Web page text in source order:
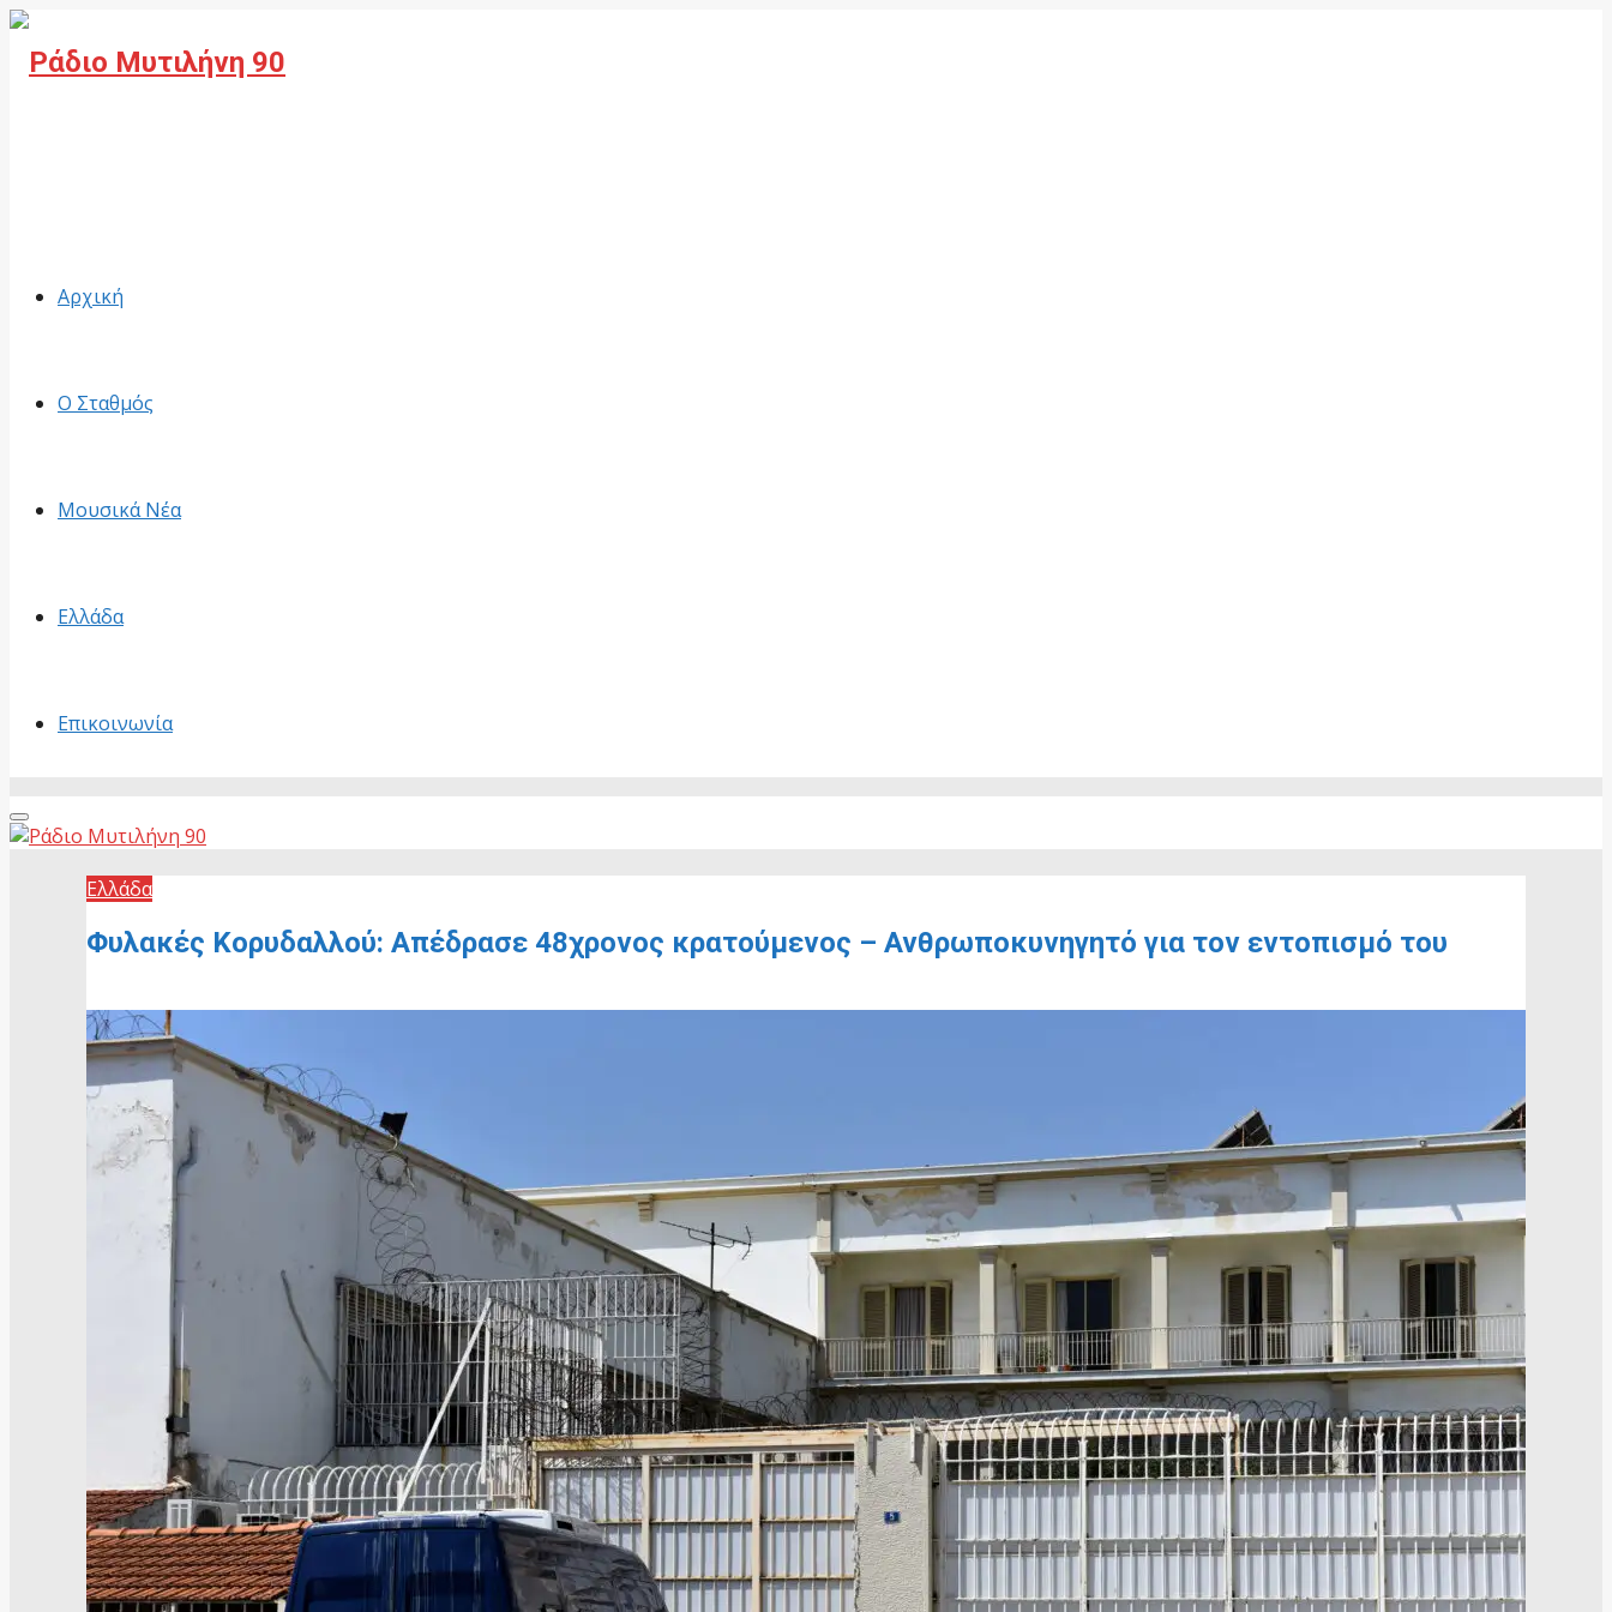
Αρχική
Ο Σταθμός
Μουσικά Νέα
Ελλάδα
Επικοινωνία
Primary
Menu
Ελλάδα
Φυλακές Κορυδαλλού: Απέδρασε 48χρονος κρατούμενος – Ανθρωποκυνηγητό για τον εντοπισμό του